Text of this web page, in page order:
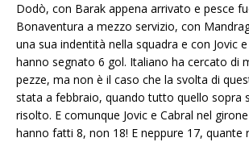
Dodò, con Barak appena arrivato e pesce
Bonaventura a mezzo servizio, con
una sua indentità nella squadra e con Jovic
hanno segnato 6 gol. Italiano ha cercato di
pezze, ma non è il caso che la svolta di
stata a febbraio, quando tutto quello sopra
risolto. E comunque Jovic e Cabral nel
hanno fatti 8, non 18! E neppure 17, quante